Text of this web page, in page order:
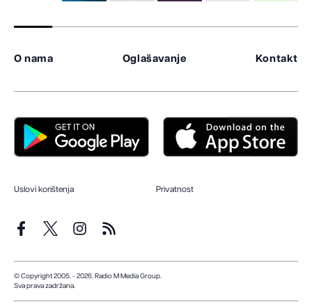
O nama Oglašavanje Kontakt
Uslovi korištenja Privatnost
© Copyright 2005. - 2026. Radio M Media Group.
Sva prava zadržana.